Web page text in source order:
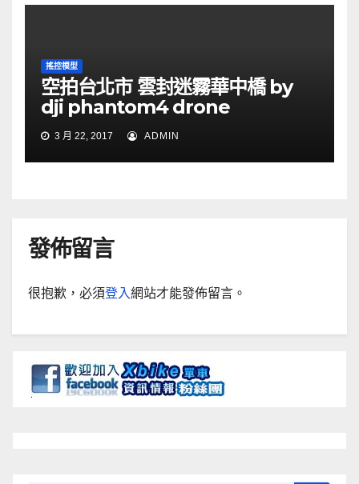
搖控模型
空拍台北市 雲封迷霧華中橋 by
dji phantom4 drone
3 月 22, 2017 ADMIN
發佈留言
很抱歉，必須登入網站才能發佈留言。